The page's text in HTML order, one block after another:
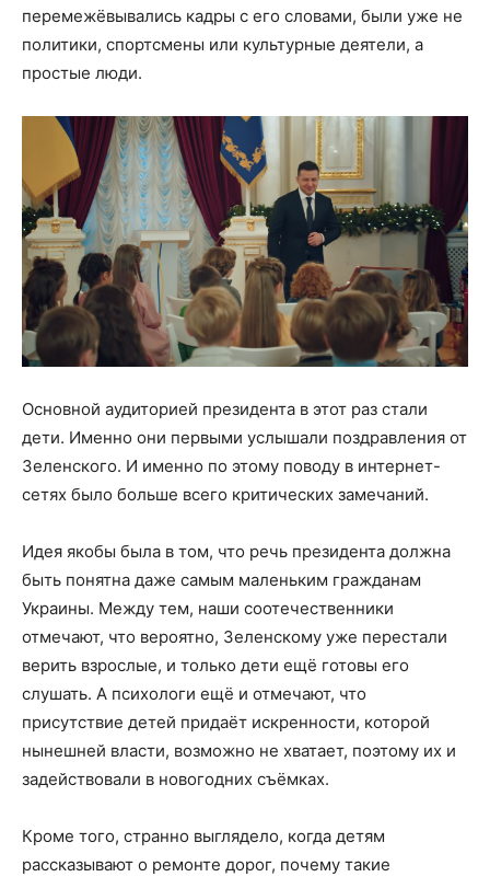
перемежёвывались кадры с его словами, были уже не
политики, спортсмены или культурные деятели, а
простые люди.
Основной аудиторией президента в этот раз стали
дети. Именно они первыми услышали поздравления от
Зеленского. И именно по этому поводу в интернет-
сетях было больше всего критических замечаний.
Идея якобы была в том, что речь президента должна
быть понятна даже самым маленьким гражданам
Украины. Между тем, наши соотечественники
отмечают, что вероятно, Зеленскому уже перестали
верить взрослые, и только дети ещё готовы его
слушать. А психологи ещё и отмечают, что
присутствие детей придаёт искренности, которой
нынешней власти, возможно не хватает, поэтому их и
задействовали в новогодних съёмках.
Кроме того, странно выглядело, когда детям
рассказывают о ремонте дорог, почему такие